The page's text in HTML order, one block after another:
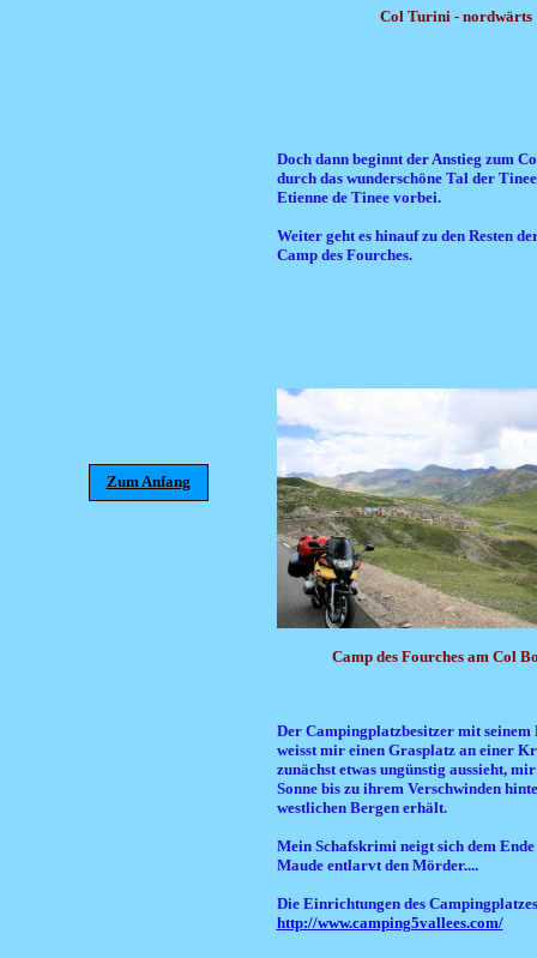
Zum Anfang
Col Turini - nordwärts
Doch dann beginnt der Anstieg zum
durch das wunderschöne Tal der
Etienne de Tinee vorbei.
Weiter geht es hinauf zu den Resten
Camp des Fourches.
Camp des Fourches am Col
Der Campingplatzbesitzer mit
weisst mir einen Grasplatz an einer
zunächst etwas ungünstig aussieht,
Sonne bis zu ihrem Verschwinden
westlichen Bergen erhält.
Mein Schafskrimi neigt sich dem Ende
Maude entlarvt den Mörder....
Die Einrichtungen des
http://www.camping5vallees.com/